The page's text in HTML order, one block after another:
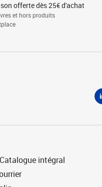
offerte dès 25€ d'achat
et hors produits
intégral